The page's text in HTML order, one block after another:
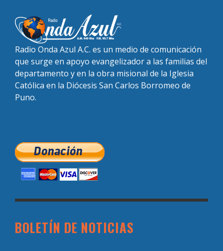
Radio Onda Azul A.C. es un medio de comunicación
que surge en apoyo evangelizador a las familias del
departamento y en la obra misional de la Iglesia
Católica en la Diócesis San Carlos Borromeo de
Puno.
BOLETÍN DE NOTICIAS